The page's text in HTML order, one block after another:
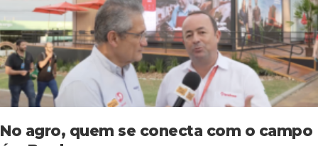
No agro, quem se conecta com o campo